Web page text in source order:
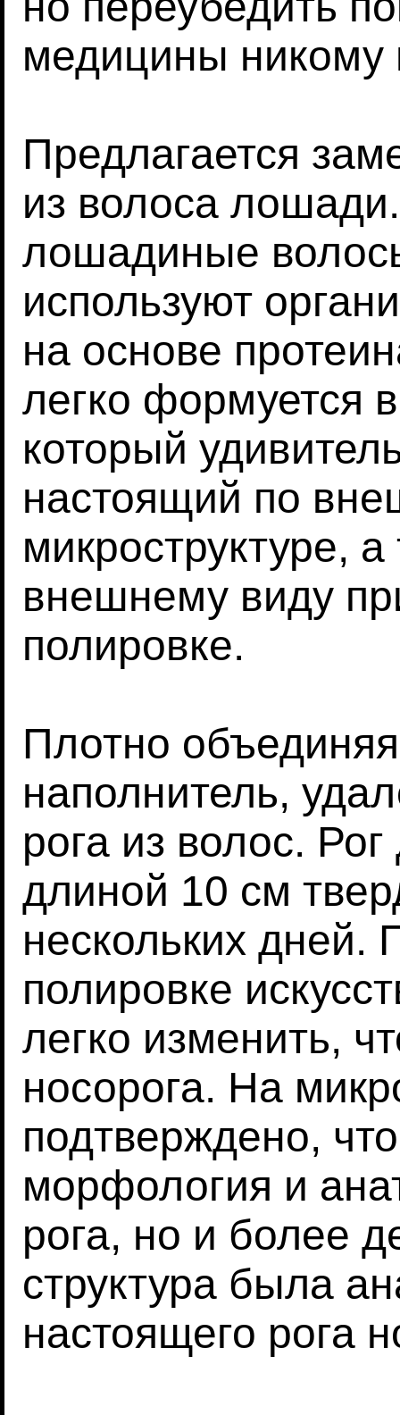
медицины никому
Предлагается
из волоса
лошадиные
используют
на основе
легко формуется
который
настоящий по
микроструктуре,
внешнему виду
полировке.
Плотно
наполнитель,
рога из волос.
длиной 10 см
нескольких дней.
полировке
легко изменить,
носорога. На
подтверждено,
морфология и
рога, но и более
структура была
настоящего рога